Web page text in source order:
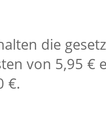
die
von 5,95 €
€.